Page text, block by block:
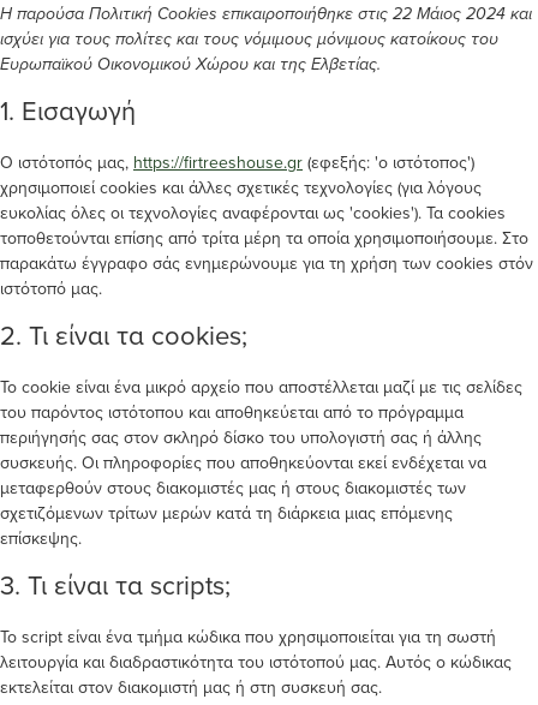
Η παρούσα Πολιτική Cookies επικαιροποιήθηκε στις 22 Μάιος 2024 και
ισχύει για τους πολίτες και τους νόμιμους μόνιμους κατοίκους του
Ευρωπαϊκού Οικονομικού Χώρου και της Ελβετίας.
1. Εισαγωγή
Ο ιστότοπός μας, https://firtreeshouse.gr (εφεξής: 'ο ιστότοπος')
χρησιμοποιεί cookies και άλλες σχετικές τεχνολογίες (για λόγους
ευκολίας όλες οι τεχνολογίες αναφέρονται ως 'cookies'). Τα cookies
τοποθετούνται επίσης από τρίτα μέρη τα οποία χρησιμοποιήσουμε. Στο
παρακάτω έγγραφο σάς ενημερώνουμε για τη χρήση των cookies στόν
ιστότοπό μας.
2. Τι είναι τα cookies;
Το cookie είναι ένα μικρό αρχείο που αποστέλλεται μαζί με τις σελίδες
του παρόντος ιστότοπου και αποθηκεύεται από το πρόγραμμα
περιήγησής σας στον σκληρό δίσκο του υπολογιστή σας ή άλλης
συσκευής. Οι πληροφορίες που αποθηκεύονται εκεί ενδέχεται να
μεταφερθούν στους διακομιστές μας ή στους διακομιστές των
σχετιζόμενων τρίτων μερών κατά τη διάρκεια μιας επόμενης
επίσκεψης.
3. Τι είναι τα scripts;
Το script είναι ένα τμήμα κώδικα που χρησιμοποιείται για τη σωστή
λειτουργία και διαδραστικότητα του ιστότοπού μας. Αυτός ο κώδικας
εκτελείται στον διακομιστή μας ή στη συσκευή σας.